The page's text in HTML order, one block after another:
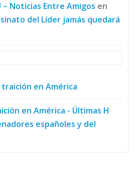
– Noticias Entre Amigos en
del Líder jamás quedará
en América
en América - Últimas H
españoles y del